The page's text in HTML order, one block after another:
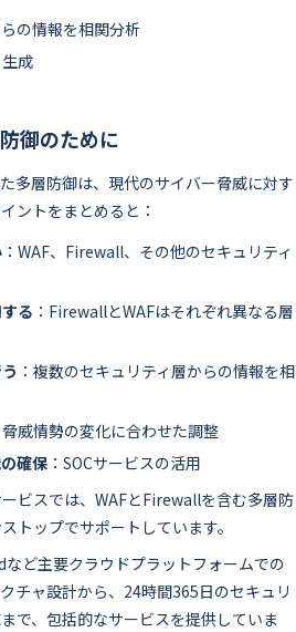
の情報を相関分析
成
御のために
多層防御は、現代のサイバー脅威に対す
ントをまとめると：
：WAF、Firewall、その他のセキュリティ
る ：FirewallとWAFはそれぞれ異なる層
：複数のセキュリティ層からの情報を相
脅威情勢の変化に合わせた調整
確保 ：SOCサービスの活用
ービスでは、WAFとFirewallを含む多層防
トップでサポートしています。
ど主要クラウドプラットフォームでの
チャ設計から、24時間365日のセキュリ
で、包括的なサービスを提供していま